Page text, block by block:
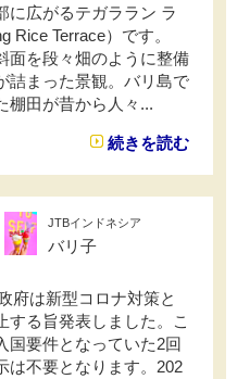
に広がるテガララン ラ
Rice Terrace）です。
面を段々畑のように整備
詰まった景観。バリ島で
棚田が昔から人々...
続きを読む
JTBインドネシア
バリ子
府は新型コロナ対策と
する旨発表しました。こ
国要件となっていた2回
は不要となります。202